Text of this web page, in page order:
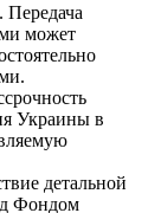
Передача
может
Украины в
детальной
Фондом